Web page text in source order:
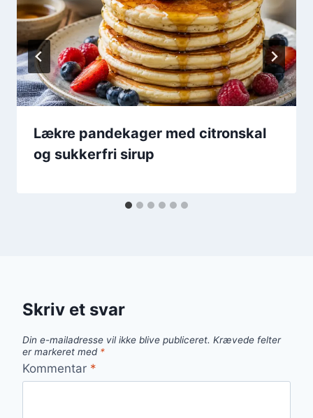
Lækre pandekager med citronskal
og sukkerfri sirup
Skriv et svar
Din e-mailadresse vil ikke blive publiceret. Krævede felter
er markeret med *
Kommentar *